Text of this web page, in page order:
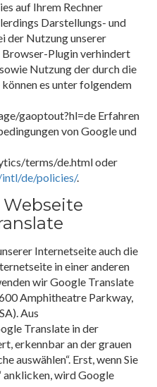
auf Ihrem Rechner
Darstellungs- und
der Nutzung unserer
Browser-Plugin verhindert
Nutzung der durch die
es unter folgendem
gaoptout?hl=de Erfahren
von Google und
terms/de.html oder
de/policies/.
Internetseite auch die
in einer anderen
wir Google Translate
Amphitheatre Parkway,
Aus
Translate in der
erkennbar an der grauen
auswählen“. Erst, wenn Sie
anklicken, wird Google